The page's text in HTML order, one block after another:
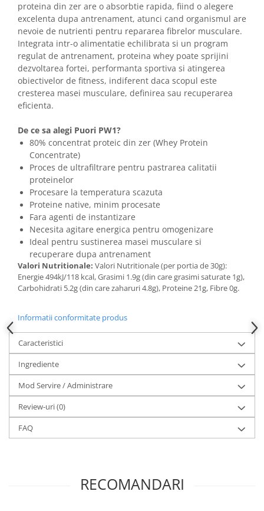
proteina din zer are o absorbtie rapida, fiind o alegere
excelenta dupa antrenament, atunci cand organismul are
nevoie de nutrienti pentru repararea fibrelor musculare.
Integrata intr-o alimentatie echilibrata si un program
regulat de antrenament, proteina whey poate sprijini
dezvoltarea fortei, performanta sportiva si atingerea
obiectivelor de fitness, indiferent daca scopul este
cresterea masei musculare, definirea sau recuperarea
eficienta.
De ce sa alegi Puori PW1?
80% concentrat proteic din zer (Whey Protein
Concentrate)
Proces de ultrafiltrare pentru pastrarea calitatii
proteinelor
Procesare la temperatura scazuta
Proteine native, minim procesate
Fara agenti de instantizare
Necesita agitare energica pentru omogenizare
Ideal pentru sustinerea masei musculare si
recuperare dupa antrenament
Valori Nutritionale: Valori Nutritionale (per portia de 30g):
Energie 494kJ/118 kcal, Grasimi 1.9g (din care grasimi saturate 1g),
Carbohidrati 5.2g (din care zaharuri 4.8g), Proteine 21g, Fibre 0g.
Informatii conformitate produs
Caracteristici
Ingrediente
Mod Servire / Administrare
Review-uri(0)
FAQ
RECOMANDARI